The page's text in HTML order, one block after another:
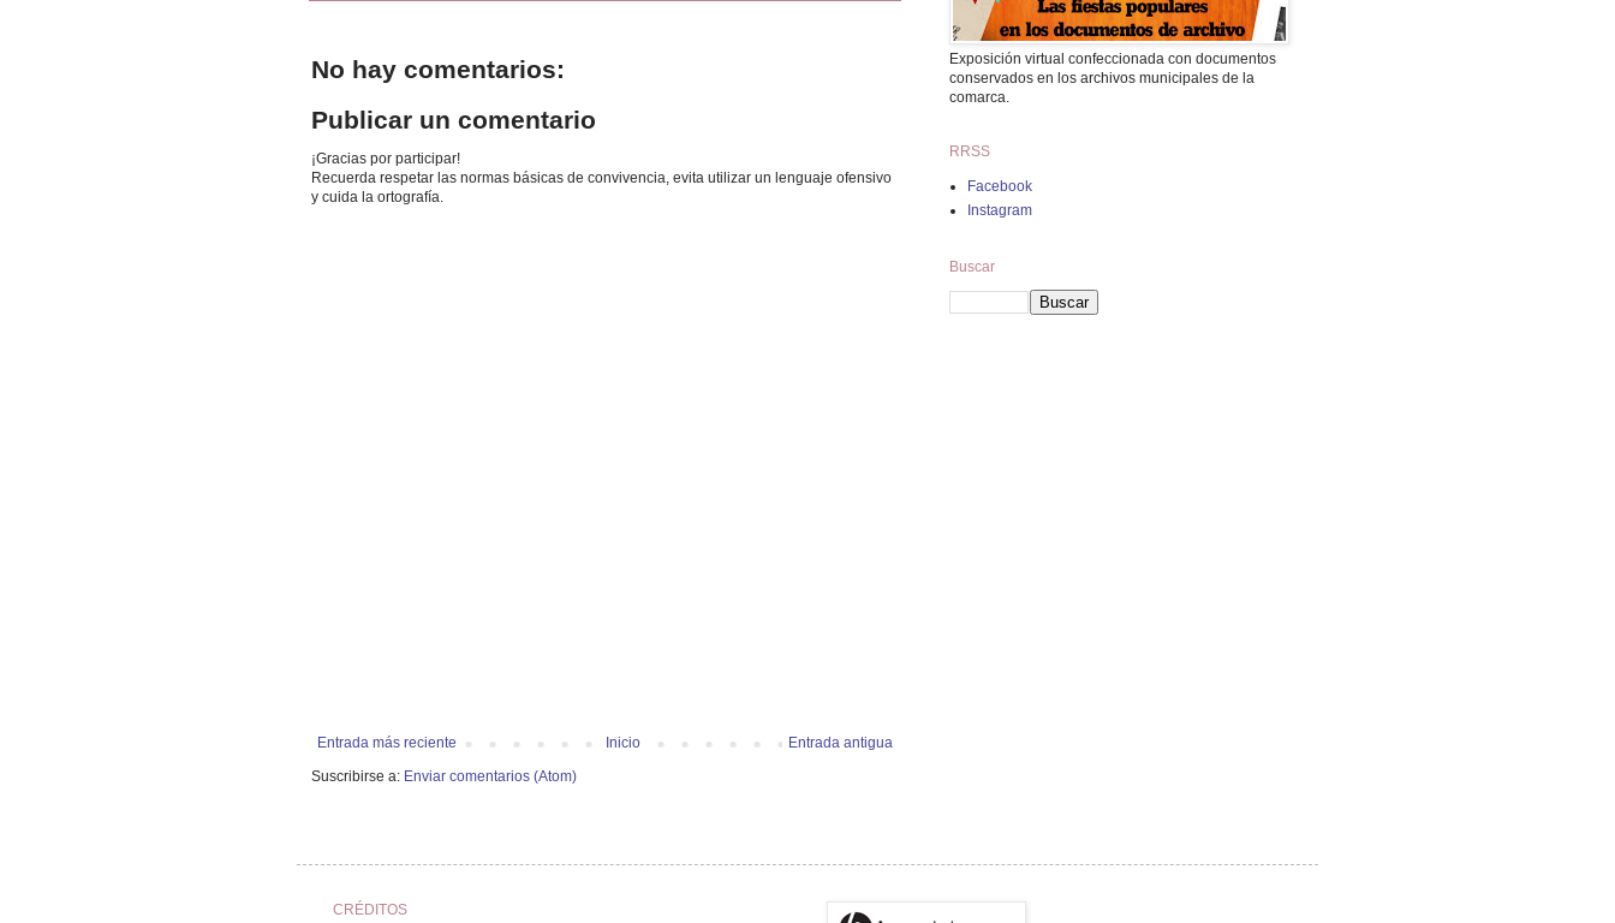
No hay comentarios:
Publicar un comentario
¡Gracias por participar!
Recuerda respetar las normas básicas de convivencia, evita utilizar un lenguaje ofensivo
y cuida la ortografía.
Entrada más reciente Entrada antigua
Inicio
Suscribirse a: Enviar comentarios (Atom)
Exposición virtual confeccionada con documentos
conservados en los archivos municipales de la
comarca.
RRSS
Facebook
Instagram
Buscar
CRÉDITOS